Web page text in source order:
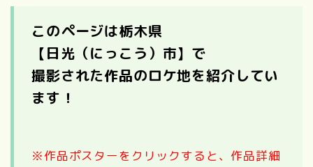
このページは栃木県
【日光（にっこう）市】で
撮影された作品のロケ地を紹介してい
ます！
※作品ポスターをクリックすると、作品詳細